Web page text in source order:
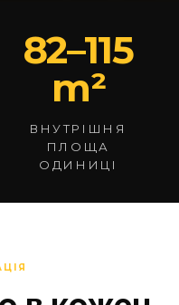
82–115
m²
ВНУТРІШНЯ
ПЛОЩА
ОДИНИЦІ